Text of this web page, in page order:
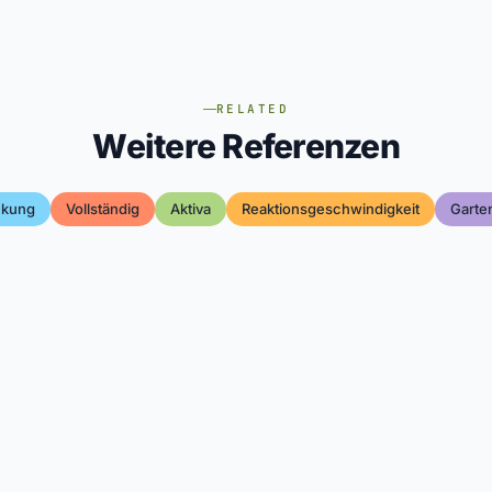
RELATED
Weitere Referenzen
Vollständig Aktiva Reaktionsgeschwindigkeit